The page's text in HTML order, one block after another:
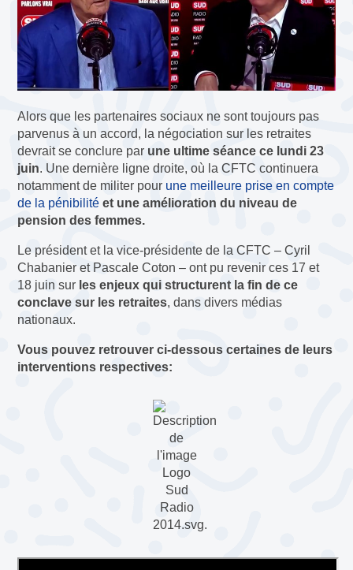
Alors que les partenaires sociaux ne sont toujours pas
parvenus à un accord, la négociation sur les retraites
devrait se conclure par une ultime séance ce lundi 23
juin. Une dernière ligne droite, où la CFTC continuera
notamment de militer pour une meilleure prise en compte
de la pénibilité et une amélioration du niveau de
pension des femmes.
Le président et la vice-présidente de la CFTC – Cyril
Chabanier et Pascale Coton – ont pu revenir ces 17 et
18 juin sur les enjeux qui structurent la fin de ce
conclave sur les retraites, dans divers médias
nationaux.
Vous pouvez retrouver ci-dessous certaines de leurs
interventions respectives: